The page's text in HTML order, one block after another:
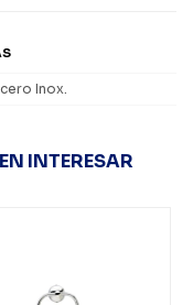
Inox.
INTERESAR